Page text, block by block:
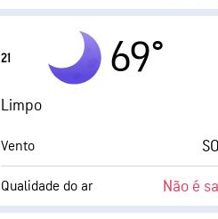
Ponto de orvalho
AccuLumen Brightness Index™
21 69°
Limpo
Vento
Qualidade do ar Não é